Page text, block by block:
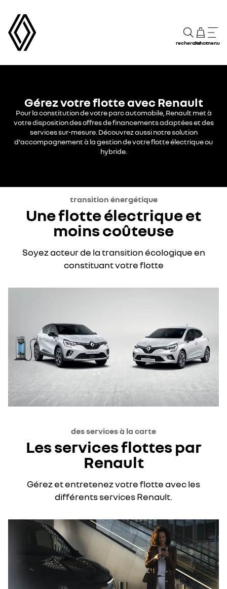
rechercheachatmenu
Gérez votre flotte avec Renault
Pour la constitution de votre parc automobile, Renault met à
votre disposition des offres de financements adaptées et des
services sur-mesure. Découvrez aussi notre solution
d'accompagnement à la gestion de votre flotte électrique ou
hybride.
transition énergétique
Une flotte électrique et
moins coûteuse
Soyez acteur de la transition écologique en
constituant votre flotte
des services à la carte
Les services flottes par
Renault
Gérez et entretenez votre flotte avec les
différents services Renault.